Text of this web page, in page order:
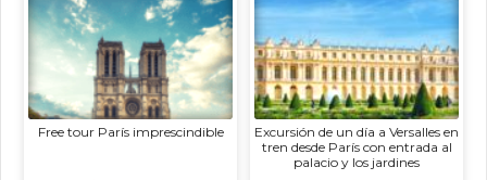
Free tour París imprescindible
Excursión de un día a Versalles en
tren desde París con entrada al
palacio y los jardines